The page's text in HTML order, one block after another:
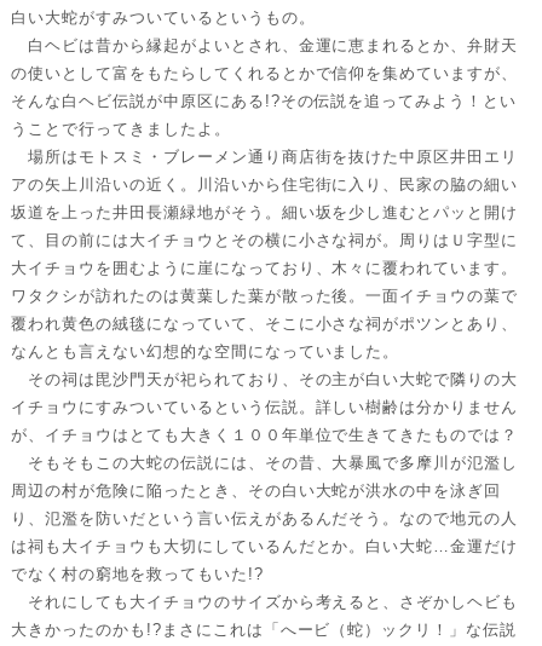
白い大蛇がすみついているというもの。
白ヘビは昔から縁起がよいとされ、金運に恵まれるとか、弁財天
の使いとして富をもたらしてくれるとかで信仰を集めていますが、
そんな白ヘビ伝説が中原区にある!?その伝説を追ってみよう！とい
うことで行ってきましたよ。
場所はモトスミ・ブレーメン通り商店街を抜けた中原区井田エリ
アの矢上川沿いの近く。川沿いから住宅街に入り、民家の脇の細い
坂道を上った井田長瀬緑地がそう。細い坂を少し進むとパッと開け
て、目の前には大イチョウとその横に小さな祠が。周りはＵ字型に
大イチョウを囲むように崖になっており、木々に覆われています。
ワタクシが訪れたのは黄葉した葉が散った後。一面イチョウの葉で
覆われ黄色の絨毯になっていて、そこに小さな祠がポツンとあり、
なんとも言えない幻想的な空間になっていました。
その祠は毘沙門天が祀られており、その主が白い大蛇で隣りの大
イチョウにすみついているという伝説。詳しい樹齢は分かりません
が、イチョウはとても大きく１００年単位で生きてきたものでは？
そもそもこの大蛇の伝説には、その昔、大暴風で多摩川が氾濫し
周辺の村が危険に陥ったとき、その白い大蛇が洪水の中を泳ぎ回
り、氾濫を防いだという言い伝えがあるんだそう。なので地元の人
は祠も大イチョウも大切にしているんだとか。白い大蛇…金運だけ
でなく村の窮地を救ってもいた!?
それにしても大イチョウのサイズから考えると、さぞかしヘビも
大きかったのかも!?まさにこれは「へービ（蛇）ックリ！」な伝説